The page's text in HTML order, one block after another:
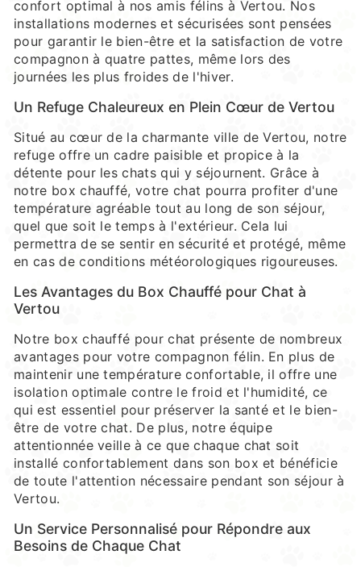
confort optimal à nos amis félins à Vertou. Nos
installations modernes et sécurisées sont pensées
pour garantir le bien-être et la satisfaction de votre
compagnon à quatre pattes, même lors des
journées les plus froides de l'hiver.
Un Refuge Chaleureux en Plein Cœur de Vertou
Situé au cœur de la charmante ville de Vertou, notre
refuge offre un cadre paisible et propice à la
détente pour les chats qui y séjournent. Grâce à
notre box chauffé, votre chat pourra profiter d'une
température agréable tout au long de son séjour,
quel que soit le temps à l'extérieur. Cela lui
permettra de se sentir en sécurité et protégé, même
en cas de conditions météorologiques rigoureuses.
Les Avantages du Box Chauffé pour Chat à
Vertou
Notre box chauffé pour chat présente de nombreux
avantages pour votre compagnon félin. En plus de
maintenir une température confortable, il offre une
isolation optimale contre le froid et l'humidité, ce
qui est essentiel pour préserver la santé et le bien-
être de votre chat. De plus, notre équipe
attentionnée veille à ce que chaque chat soit
installé confortablement dans son box et bénéficie
de toute l'attention nécessaire pendant son séjour à
Vertou.
Un Service Personnalisé pour Répondre aux
Besoins de Chaque Chat